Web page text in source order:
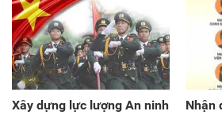
Xây dựng lực lượng An ninh
Nhận